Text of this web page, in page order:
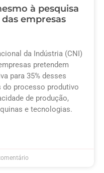
à pesquisa
empresas
da Indústria (CNI)
pretendem
para 35% desses
processo produtivo
de produção,
e tecnologias.